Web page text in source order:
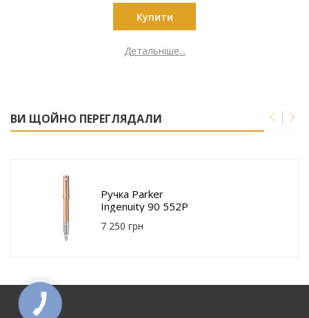
Купити
Детальніше...
ВИ ЩОЙНО ПЕРЕГЛЯДАЛИ
Ручка Parker
Ingenuity 90 552P
7 250 грн